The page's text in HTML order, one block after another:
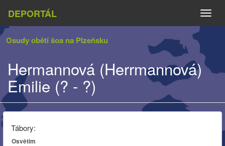
DEPORTÁL
Osudy obětí šoa na Plzeňsku
Hermannová (Herrmannová)
Emilie (? - ?)
Tábory:
Osvětim